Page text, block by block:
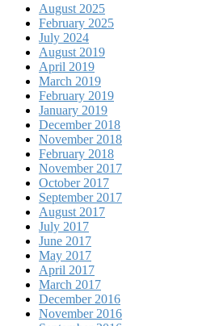
August 2025
February 2025
July 2024
August 2019
April 2019
March 2019
February 2019
January 2019
December 2018
November 2018
February 2018
November 2017
October 2017
September 2017
August 2017
July 2017
June 2017
May 2017
April 2017
March 2017
December 2016
November 2016